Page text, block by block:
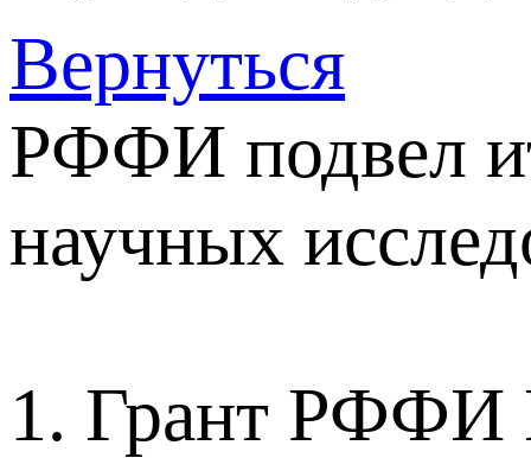
Вернуться
РФФИ подвел
научных
1. Грант РФФИ